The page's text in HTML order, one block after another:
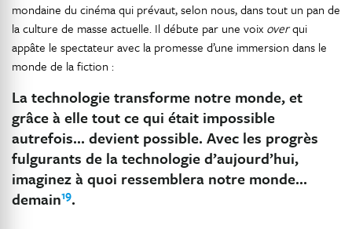
mondaine du cinéma qui prévaut, selon nous, dans tout un pan de
la culture de masse actuelle. Il débute par une voix overqui
appâte le spectateur avec la promesse d’une immersion dans le
monde de la fiction :
La technologie transforme notre monde, et
grâce à elle tout ce qui était impossible
autrefois… devient possible. Avec les progrès
fulgurants de la technologie d’aujourd’hui,
imaginez à quoi ressemblera notre monde…
demain19.